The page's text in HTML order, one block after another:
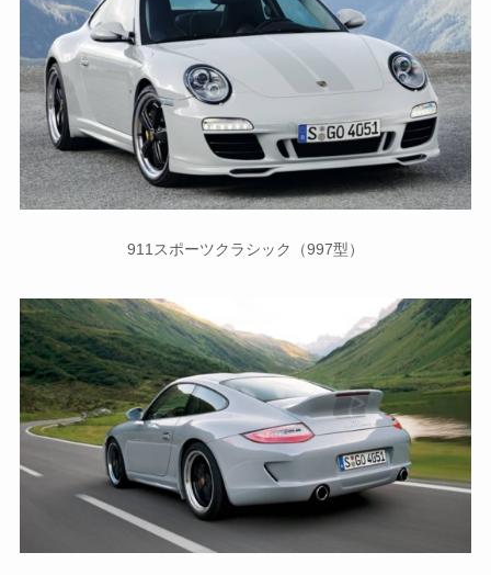
911スポーツクラシック（997型）